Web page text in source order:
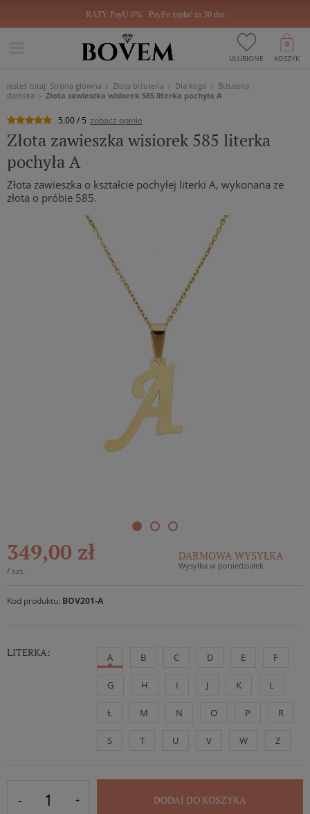
RATY PayU 0% PayPo zapłać za 30 dni
ULUBIONE KOSZYK
0
Jesteś tutaj: Strona główna Złota biżuteria Dla kogo
Biżuteria
damska
Złota zawieszka wisiorek 585 literka pochyła A
5.00 / 5 zobacz opinie
Złota zawieszka wisiorek 585 literka
pochyła A
Złota zawieszka o kształcie pochyłej literki A, wykonana ze
złota o próbie 585.
349,00 zł
/ szt.
DARMOWA WYSYŁKA
Wysyłka w poniedziałek
Kod produktu: BOV201-A
LITERKA: A B C D E F
G H I J K L
Ł M N O P R
S T U V W Z
DODAJ DO KOSZYKA